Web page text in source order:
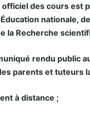
officiel des cours est
nationale,
la Recherche
rendu public
parents et tuteurs
à distance ;